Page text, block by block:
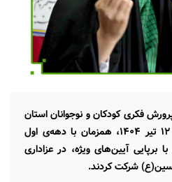
فکری کودکان و نوجوانان استان
چهارمحال و بختیاری از ۷ تا ۱۲ تیر ۱۴۰۴، همزمان با دهه‌ی اول
برپایی آیین‌های ویژه، در عزاداری
شرکت کردند.